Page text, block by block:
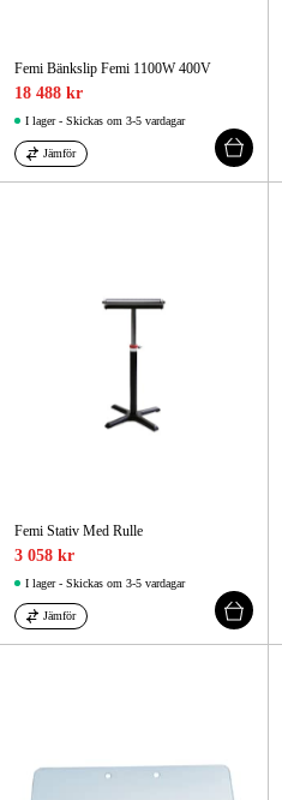
Femi Bänkslip Femi 1100W 400V
18 488 kr
I lager - Skickas om 3-5 vardagar
Jämför
Femi Stativ Med Rulle
3 058 kr
I lager - Skickas om 3-5 vardagar
Jämför